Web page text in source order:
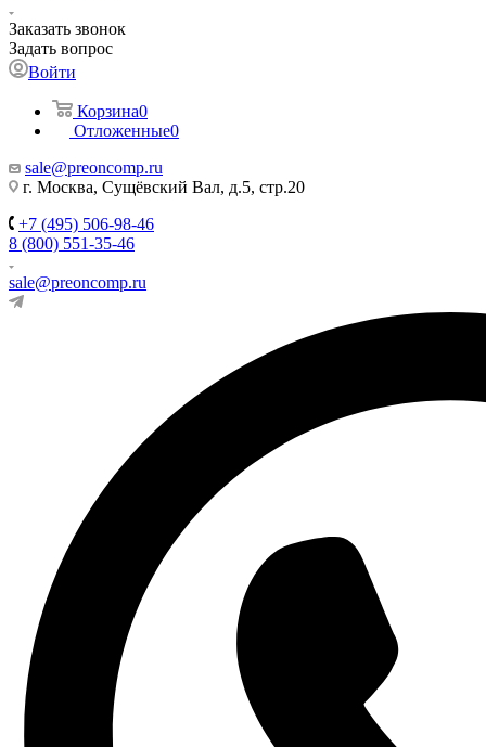
Заказать звонок
Задать вопрос
Войти
Корзина0
Отложенные0
sale@preoncomp.ru
г. Москва, Сущёвский Вал, д.5, стр.20
+7 (495) 506-98-46
8 (800) 551-35-46
sale@preoncomp.ru